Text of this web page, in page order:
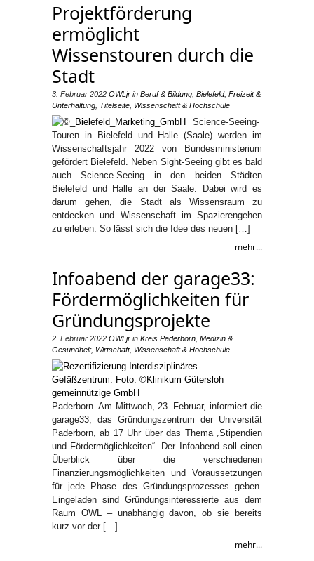
Projektförderung
ermöglicht
Wissenstouren durch die
Stadt
3. Februar 2022 OWLjr in Beruf & Bildung Bielefeld, Freizeit &
Unterhaltung Titelseite Wissenschaft & Hochschule
Science-Seeing-
Touren in Bielefeld und Halle (Saale) werden im
Wissenschaftsjahr 2022 von Bundesministerium
gefördert Bielefeld. Neben Sight-Seeing gibt es bald
auch Science-Seeing in den beiden Städten
Bielefeld und Halle an der Saale. Dabei wird es
darum gehen, die Stadt als Wissensraum zu
entdecken und Wissenschaft im Spazierengehen
zu erleben. So lässt sich die Idee des neuen […]
mehr...
Infoabend der garage33:
Fördermöglichkeiten für
Gründungsprojekte
2. Februar 2022 OWLjr in Kreis Paderborn Medizin &
Gesundheit, Wirtschaft, Wissenschaft & Hochschule
Paderborn. Am Mittwoch, 23. Februar, informiert die
garage33, das Gründungszentrum der Universität
Paderborn, ab 17 Uhr über das Thema „Stipendien
und Fördermöglichkeiten“. Der Infoabend soll einen
Überblick über die verschiedenen
Finanzierungsmöglichkeiten und Voraussetzungen
für jede Phase des Gründungsprozesses geben.
Eingeladen sind Gründungsinteressierte aus dem
Raum OWL – unabhängig davon, ob sie bereits
kurz vor der […]
mehr...